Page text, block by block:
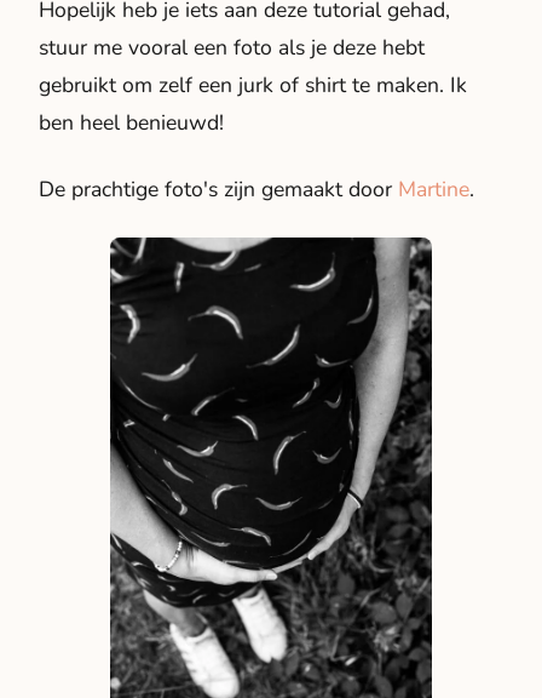
Hopelijk heb je iets aan deze tutorial gehad,
stuur me vooral een foto als je deze hebt
gebruikt om zelf een jurk of shirt te maken. Ik
ben heel benieuwd!
De prachtige foto's zijn gemaakt door Martine.